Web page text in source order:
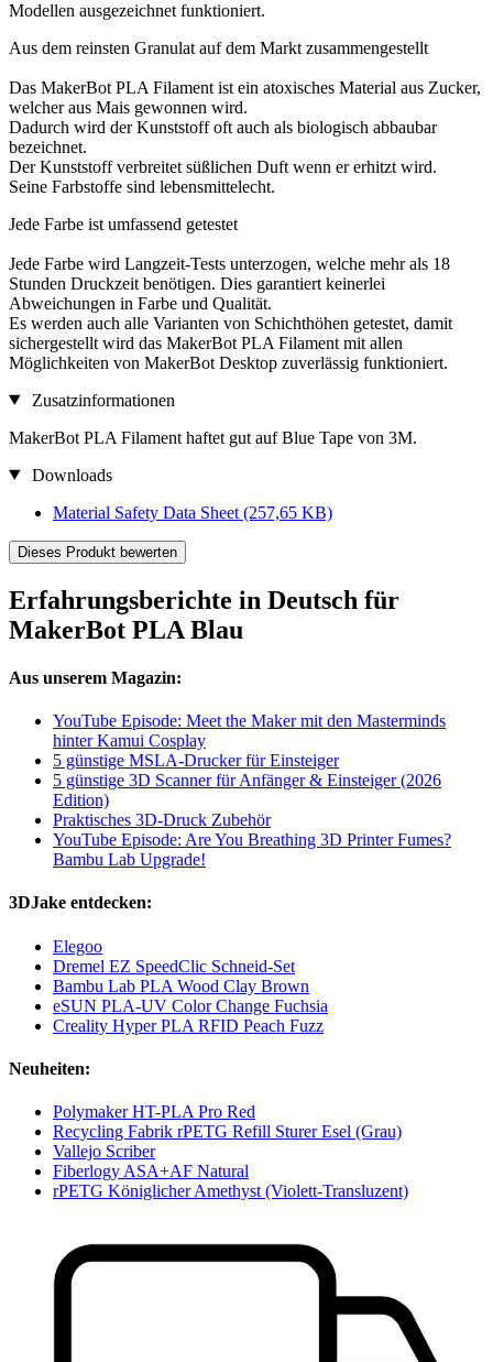
Modellen ausgezeichnet funktioniert.
Aus dem reinsten Granulat auf dem Markt zusammengestellt
Das MakerBot PLA Filament ist ein atoxisches Material aus Zucker,
welcher aus Mais gewonnen wird.
Dadurch wird der Kunststoff oft auch als biologisch abbaubar
bezeichnet.
Der Kunststoff verbreitet süßlichen Duft wenn er erhitzt wird.
Seine Farbstoffe sind lebensmittelecht.
Jede Farbe ist umfassend getestet
Jede Farbe wird Langzeit-Tests unterzogen, welche mehr als 18
Stunden Druckzeit benötigen. Dies garantiert keinerlei
Abweichungen in Farbe und Qualität.
Es werden auch alle Varianten von Schichthöhen getestet, damit
sichergestellt wird das MakerBot PLA Filament mit allen
Möglichkeiten von MakerBot Desktop zuverlässig funktioniert.
Zusatzinformationen
MakerBot PLA Filament haftet gut auf Blue Tape von 3M.
Downloads
Material Safety Data Sheet (257,65 KB)
Dieses Produkt bewerten
Erfahrungsberichte in Deutsch für
MakerBot PLA Blau
Aus unserem Magazin:
YouTube Episode: Meet the Maker mit den Masterminds
hinter Kamui Cosplay
5 günstige MSLA-Drucker für Einsteiger
5 günstige 3D Scanner für Anfänger & Einsteiger (2026
Edition)
Praktisches 3D-Druck Zubehör
YouTube Episode: Are You Breathing 3D Printer Fumes?
Bambu Lab Upgrade!
3DJake entdecken:
Elegoo
Dremel EZ SpeedClic Schneid-Set
Bambu Lab PLA Wood Clay Brown
eSUN PLA-UV Color Change Fuchsia
Creality Hyper PLA RFID Peach Fuzz
Neuheiten:
Polymaker HT-PLA Pro Red
Recycling Fabrik rPETG Refill Sturer Esel (Grau)
Vallejo Scriber
Fiberlogy ASA+AF Natural
rPETG Königlicher Amethyst (Violett-Transluzent)